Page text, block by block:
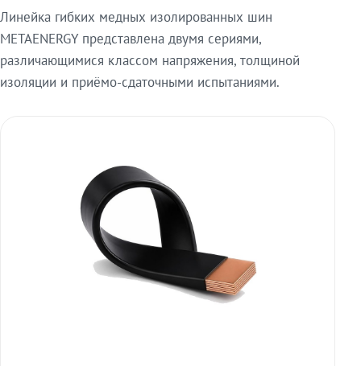
Линейка гибких медных изолированных шин
METAENERGY представлена двумя сериями,
различающимися классом напряжения, толщиной
изоляции и приёмо-сдаточными испытаниями.